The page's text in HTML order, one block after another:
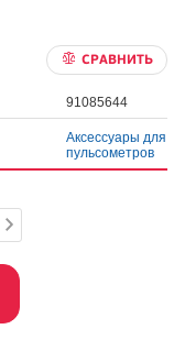
СРАВНИТЬ
91085644
Аксессуары для
пульсометров